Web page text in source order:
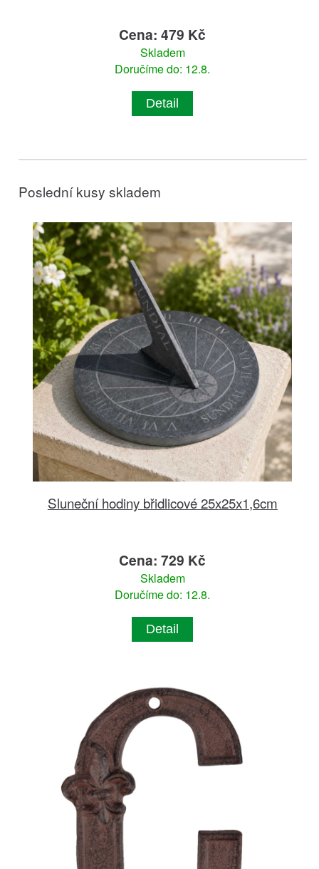
Cena: 479 Kč
Skladem
Doručíme do: 12.8.
Detail
Poslední kusy skladem
Sluneční hodiny břidlicové 25x25x1,6cm
Cena: 729 Kč
Skladem
Doručíme do: 12.8.
Detail